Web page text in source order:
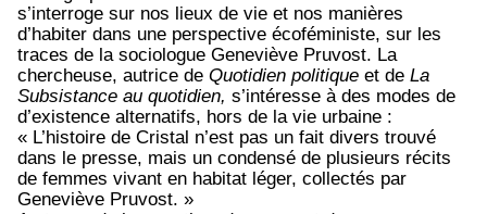
s’interroge sur nos lieux de vie et nos manières
d’habiter dans une perspective écoféministe, sur les
traces de la sociologue Geneviève Pruvost. La
chercheuse, autrice de Quotidien politique et de La
Subsistance au quotidien, s’intéresse à des modes de
d’existence alternatifs, hors de la vie urbaine :
« L’histoire de Cristal n’est pas un fait divers trouvé
dans le presse, mais un condensé de plusieurs récits
de femmes vivant en habitat léger, collectés par
Geneviève Pruvost. »